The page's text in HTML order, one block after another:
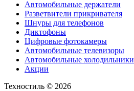
Автомобильные держатели
Разветвители прикривателя
Шнуры для телефонов
Диктофоны
Цифровые фотокамеры
Автомобильные телевизоры
Автомобильные холодильники
Акции
Техностиль © 2026